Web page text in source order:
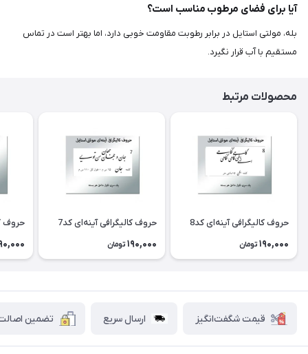
آیا برای فضای مرطوب مناسب است؟
بله، مولتی استایل در برابر رطوبت مقاومت خوبی دارد، اما بهتر است در تماس
مستقیم با آب قرار نگیرد.
محصولات مرتبط
حروف کالیگرافی آینه‌ای کد8
190,000 تومان
حروف کالیگرافی آینه‌ای کد7
190,000 تومان
حروف
قیمت شگفت‌انگیز ارسال سریع تضمین اصالت